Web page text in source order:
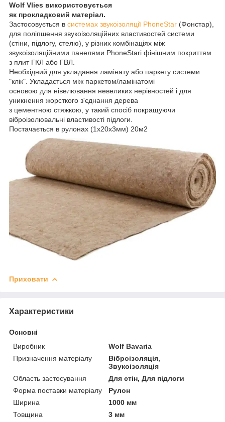
Wolf Vlies використовується
як прокладковий матеріал.
Застосовується в системах звукоізоляції PhoneStar (Фонстар),
для поліпшення звукоізоляційних властивостей системи
(стіни, підлогу, стелю), у різних комбінаціях між
звукоізоляційними панелями PhoneStari фінішним покриттям
з плит ГКЛ або ГВЛ.
Необхідний для укладання ламінату або паркету системи
"клік". Укладається між паркетом/ламінатомі
основою для нівелювання невеликих нерівностей і для
уникнення жорсткого з'єднання дерева
з цементною стяжкою, у такий спосіб покращуючи
віброізолювальні властивості підлоги.
Постачається в рулонах (1х20х3мм) 20м2
Приховати
Характеристики
Основні
Виробник
Wolf Bavaria
Призначення матеріалу
Віброізоляція,
Звукоізоляція
Область застосування
Для стін, Для підлоги
Форма поставки матеріалу
Рулон
Ширина
1000 мм
Товщина
3 мм